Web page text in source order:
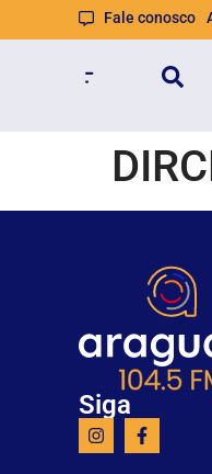
Fale conosco
Siga